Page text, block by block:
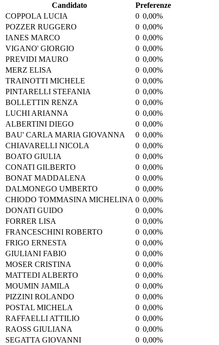
Candidato
Preferenze
COPPOLA LUCIA
0 0,00%
POZZER RUGGERO
0 0,00%
IANES MARCO
0 0,00%
VIGANO' GIORGIO
0 0,00%
PREVIDI MAURO
0 0,00%
MERZ ELISA
0 0,00%
TRAINOTTI MICHELE
0 0,00%
PINTARELLI STEFANIA
0 0,00%
BOLLETTIN RENZA
0 0,00%
LUCHI ARIANNA
0 0,00%
ALBERTINI DIEGO
0 0,00%
BAU' CARLA MARIA GIOVANNA
0 0,00%
CHIAVARELLI NICOLA
0 0,00%
BOATO GIULIA
0 0,00%
CONATI GILBERTO
0 0,00%
BONAT MADDALENA
0 0,00%
DALMONEGO UMBERTO
0 0,00%
CHIODO TOMMASINA MICHELINA 0 0,00%
DONATI GUIDO
0 0,00%
FORRER LISA
0 0,00%
FRANCESCHINI ROBERTO
0 0,00%
FRIGO ERNESTA
0 0,00%
GIULIANI FABIO
0 0,00%
MOSER CRISTINA
0 0,00%
MATTEDI ALBERTO
0 0,00%
MOUMIN JAMILA
0 0,00%
PIZZINI ROLANDO
0 0,00%
POSTAL MICHELA
0 0,00%
RAFFAELLI ATTILIO
0 0,00%
RAOSS GIULIANA
0 0,00%
SEGATTA GIOVANNI
0 0,00%